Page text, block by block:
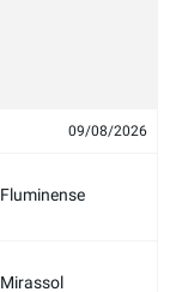
09/08/2026
Fluminense
Mirassol